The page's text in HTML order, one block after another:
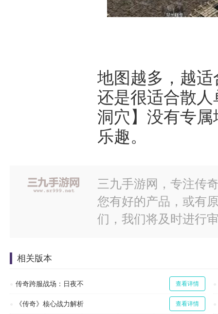
地图越多，越
还是很适合散
洞穴】没有专
乐趣。
三九手游网，专注传
您有好的产品，或有
们，我们将及时进行
相关版本
查看详情
传奇跨服战场：日夜不
查看详情
《传奇》核心战力解析